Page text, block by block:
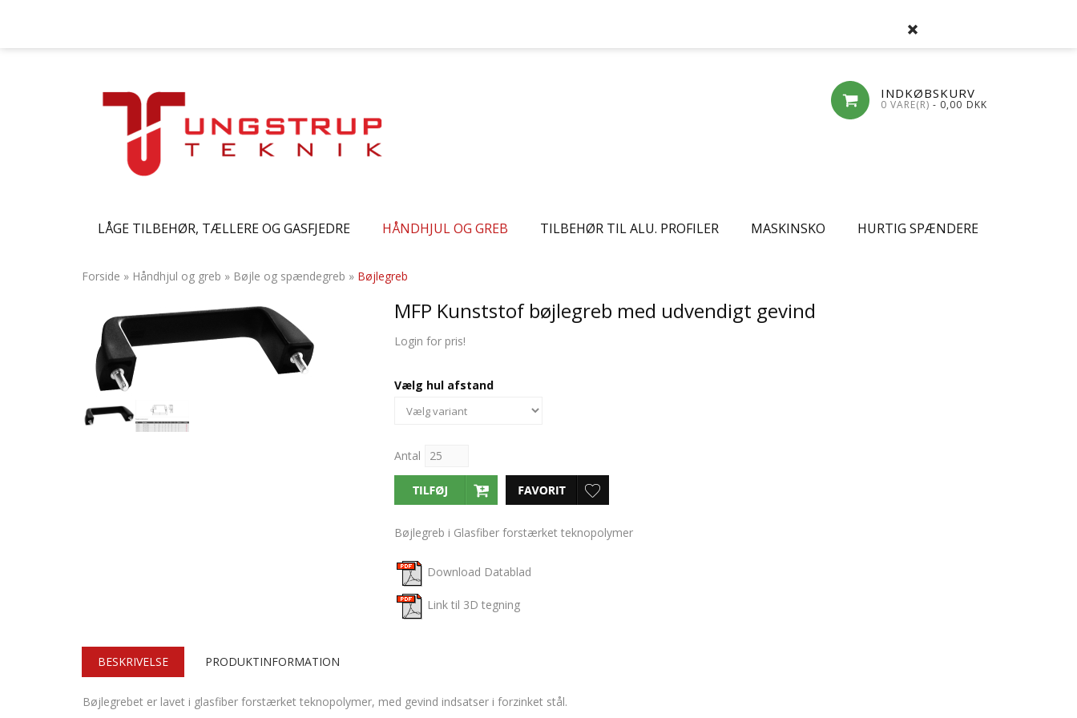
INDKØBSKURV
0 VARE(R) - 0,00 DKK
LÅGE TILBEHØR, TÆLLERE OG GASFJEDRE HÅNDHJUL OG GREB TILBEHØR TIL ALU. PROFILER MASKINSKO HURTIG SPÆNDERE
Forside » Håndhjul og greb » Bøjle og spændegreb » Bøjlegreb
MFP Kunststof bøjlegreb med udvendigt gevind
Login for pris!
Vælg hul afstand
Antal
Bøjlegreb i Glasfiber forstærket teknopolymer
Download Datablad
Link til 3D tegning
BESKRIVELSE PRODUKTINFORMATION
Bøjlegrebet er lavet i glasfiber forstærket teknopolymer, med gevind indsatser i forzinket stål.